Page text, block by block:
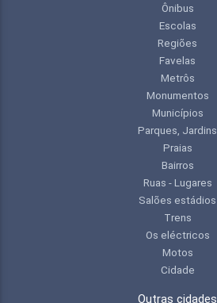
Ônibus
Escolas
Regiões
Favelas
Metrôs
Monumentos
Municípios
Parques, Jardins
Praias
Bairros
Ruas - Lugares
Salões estádios
Trens
Os eléctricos
Motos
Cidade
Outras cidades